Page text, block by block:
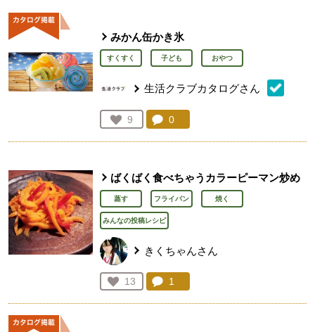
みかん缶かき氷
すくすく 子ども おやつ
生活クラブカタログさん
お気に入り登録：
9
人が登録
コメント：
0
ばくばく食べちゃうカラーピーマン炒め
蒸す フライパン 焼く
みんなの投稿レシピ
きくちゃんさん
お気に入り登録：
13
人が登録
コメント：
1